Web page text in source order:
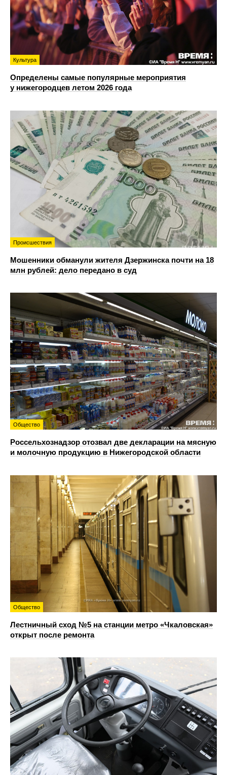
Культура
Определены самые популярные мероприятия
у нижегородцев летом 2026 года
Происшествия
Мошенники обманули жителя Дзержинска почти на 18
млн рублей: дело передано в суд
Общество
Россельхознадзор отозвал две декларации на мясную
и молочную продукцию в Нижегородской области
Общество
Лестничный сход №5 на станции метро «Чкаловская»
открыт после ремонта